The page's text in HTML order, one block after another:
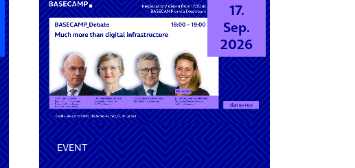
17.
Sep.
2026
EVENT